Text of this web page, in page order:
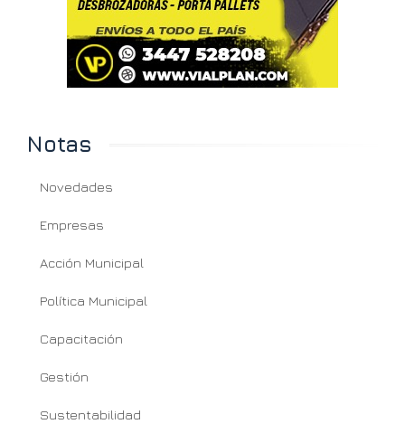
Notas
Novedades
Empresas
Acción Municipal
Política Municipal
Capacitación
Gestión
Sustentabilidad